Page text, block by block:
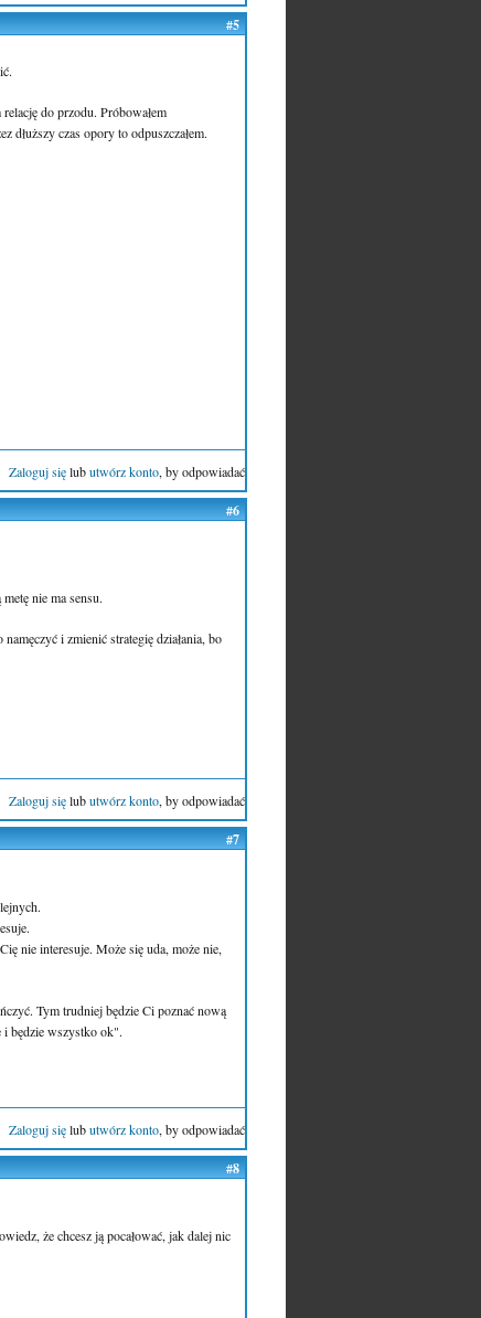
#5
do przodu. Próbowałem
dłuższy czas opory to odpuszczałem.
Zaloguj sięlubutwórz konto, by odpowiadać
#6
nie ma sensu.
i zmienić strategię działania, bo
Zaloguj sięlubutwórz konto, by odpowiadać
#7
nie interesuje. Może się uda, może nie,
Tym trudniej będzie Ci poznać nową
i będzie wszystko ok".
Zaloguj sięlubutwórz konto, by odpowiadać
#8
że chcesz ją pocałować, jak dalej nic